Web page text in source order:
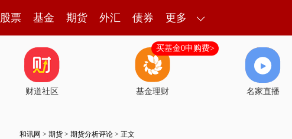
股票 基金 期货 外汇 债券 更多
财道社区 基金理财
买基金0申购费>
名家直播
和讯网 > 期货 > 期货分析评论 > 正文